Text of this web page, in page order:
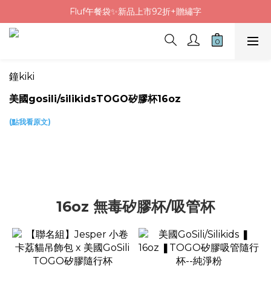
Fluf午餐袋✨新品上市92折+贈繡字
Fluf午餐袋✨新品上市92折+贈繡字
三色碗組上市🍚贈中英文姓名&【水果】雷雕
鐘kiki
美國gosili/silikidsTOGO矽膠杯16oz
(點我看原文)
16oz 無毒矽膠杯/吸管杯